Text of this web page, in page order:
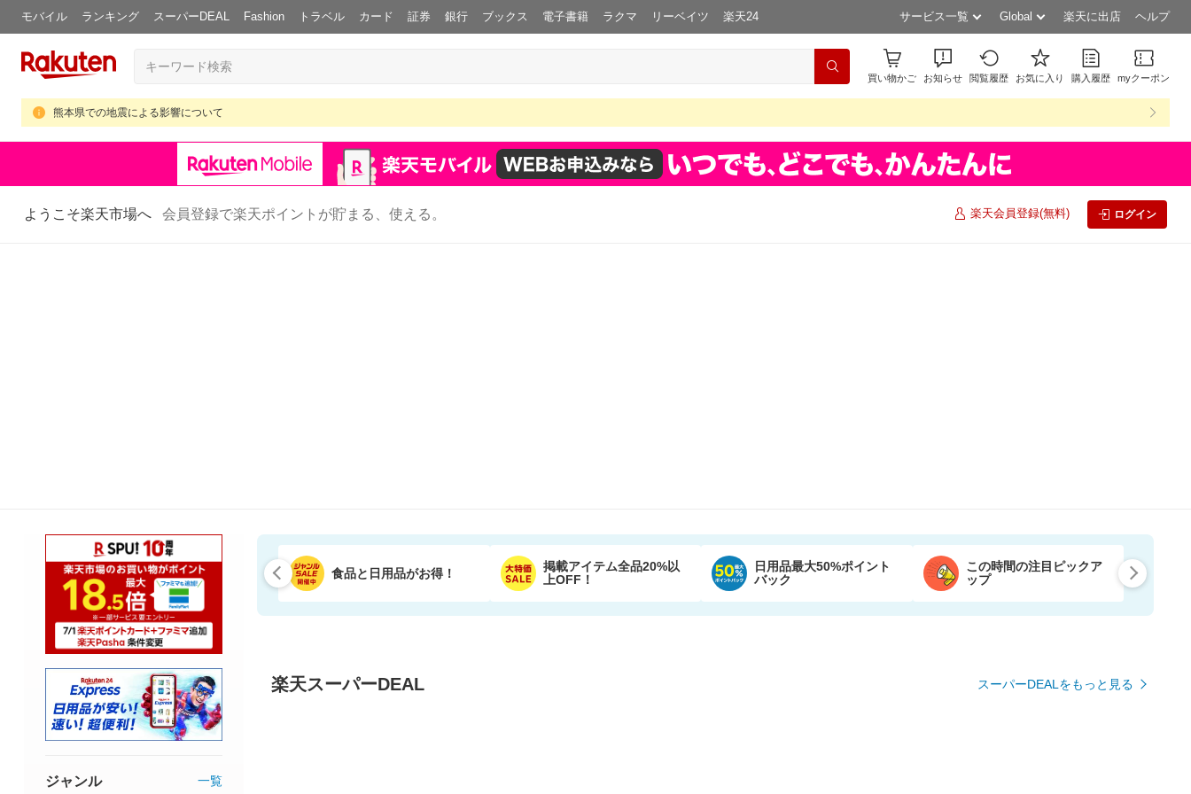
モバイル ランキング スーパーDEAL Fashion トラベル カード 証券 銀行 ブックス 電子書籍 ラクマ リーベイツ 楽天24 サービス一覧 Global 楽天に出店 ヘルプ
買い物かご お知らせ 閲覧履歴 お気に入り 購入履歴 myクーポン
熊本県での地震による影響について
ようこそ楽天市場へ 会員登録で楽天ポイントが貯まる、使える。 楽天会員登録(無料) ログイン
食品と日用品がお得！
掲載アイテム全品20%以
上OFF！
日用品最大50%ポイント
バック
この時間の注目ピックア
ップ
楽天スーパーDEAL スーパーDEALをもっと見る
ジャンル 一覧